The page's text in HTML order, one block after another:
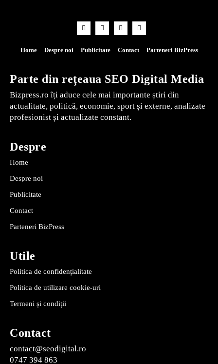
Home Despre noi Publicitate Contact Parteneri BizPress
Parte din rețeaua SEO Digital Media
Bizpress.ro îți aduce cele mai importante știri din
actualitate, politică, economie, sport și externe, analizate
profesionist și actualizate constant.
Despre
Home
Despre noi
Publicitate
Contact
Parteneri BizPress
Utile
Politica de confidențialitate
Politica de utilizare cookie-uri
Termeni și condiții
Contact
contact@seodigital.ro
0747 394 863